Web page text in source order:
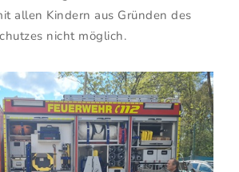
allen Kindern aus Gründen des
nicht möglich.